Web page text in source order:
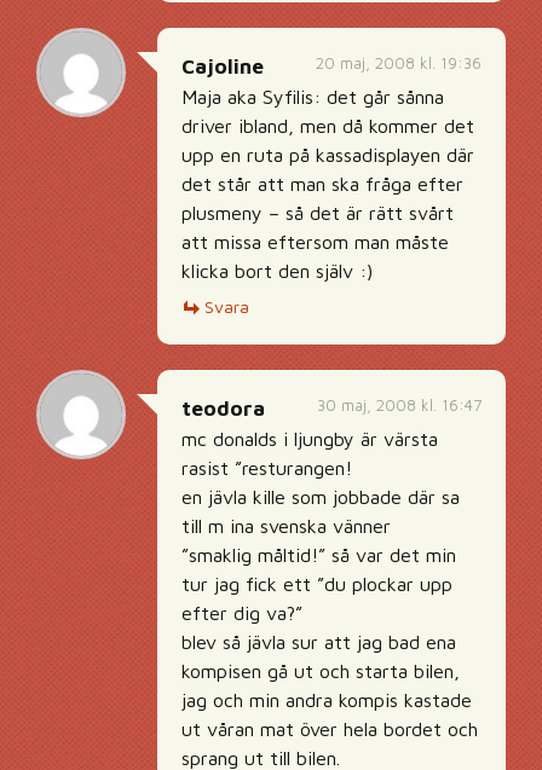
20 maj, 2008 kl. 19:36
Cajoline
Maja aka Syfilis: det går sånna
driver ibland, men då kommer det
upp en ruta på kassadisplayen där
det står att man ska fråga efter
plusmeny – så det är rätt svårt
att missa eftersom man måste
klicka bort den själv :)
Svara
30 maj, 2008 kl. 16:47
teodora
mc donalds i ljungby är värsta
rasist ”resturangen!
en jävla kille som jobbade där sa
till m ina svenska vänner
”smaklig måltid!” så var det min
tur jag fick ett ”du plockar upp
efter dig va?”
blev så jävla sur att jag bad ena
kompisen gå ut och starta bilen,
jag och min andra kompis kastade
ut våran mat över hela bordet och
sprang ut till bilen.